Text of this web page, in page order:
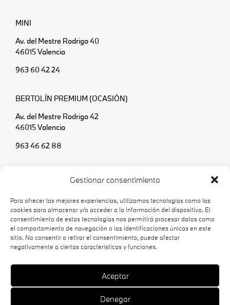
Gestionar consentimiento
Para ofrecer las mejores experiencias, utilizamos tecnologías como las
cookies para almacenar y/o acceder a la información del dispositivo. El
consentimiento de estas tecnologías nos permitirá procesar datos como
el comportamiento de navegación o las identificaciones únicas en este
sitio. No consentir o retirar el consentimiento, puede afectar
negativamente a ciertas características y funciones.
Aceptar
Denegar
MINI
Av. del Mestre Rodrigo 40
46015 Valencia
963 60 42 24
BERTOLÍN PREMIUM (OCASIÓN)
Av. del Mestre Rodrigo 42
46015 Valencia
963 46 62 88
46560 Massalfassar (Valencia)
961 40 10 11
Política de cookies
Política de privacidad